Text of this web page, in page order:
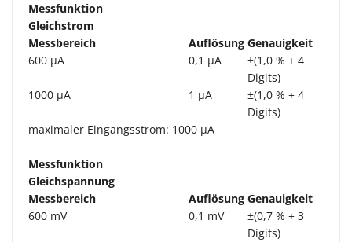
Messfunktion
Gleichstrom
Messbereich
Auflösung Genauigkeit
600 µA
0,1 µA
±(1,0 % + 4
Digits)
1000 µA
1 µA
±(1,0 % + 4
Digits)
maximaler Eingangsstrom: 1000 µA
Messfunktion
Gleichspannung
Messbereich
Auflösung Genauigkeit
600 mV
0,1 mV
±(0,7 % + 3
Digits)